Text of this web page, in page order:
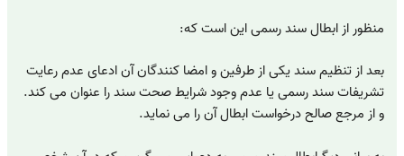
منظور از ابطال سند رسمی این است که:
بعد از تنظیم سند یکی از طرفین و امضا کنندگان آن ادعای عدم رعایت
تشریفات سند رسمی یا عدم وجود شرایط صحت سند را عنوان می کند.
و از مرجع صالح درخواست ابطال آن را می نماید.